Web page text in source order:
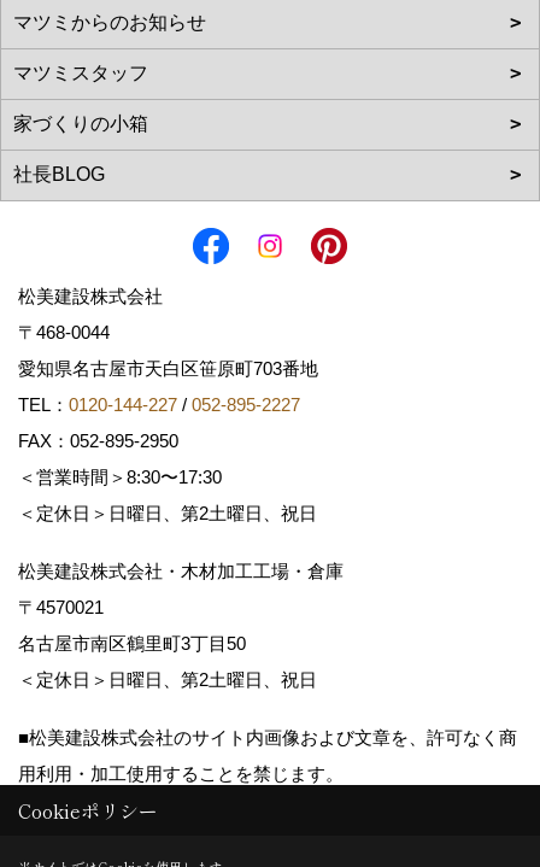
松美建設株式会社
〒468-0044
愛知県名古屋市天白区笹原町703番地
TEL： 0120-144-227 / 052-895-2227
FAX：052-895-2950
＜営業時間＞8:30〜17:30
＜定休日＞日曜日、第2土曜日、祝日
松美建設株式会社・木材加工工場・倉庫
〒4570021
名古屋市南区鶴里町3丁目50
＜定休日＞日曜日、第2土曜日、祝日
■松美建設株式会社のサイト内画像および文章を、許可なく商
用利用・加工使用することを禁じます。
Cookieポリシー